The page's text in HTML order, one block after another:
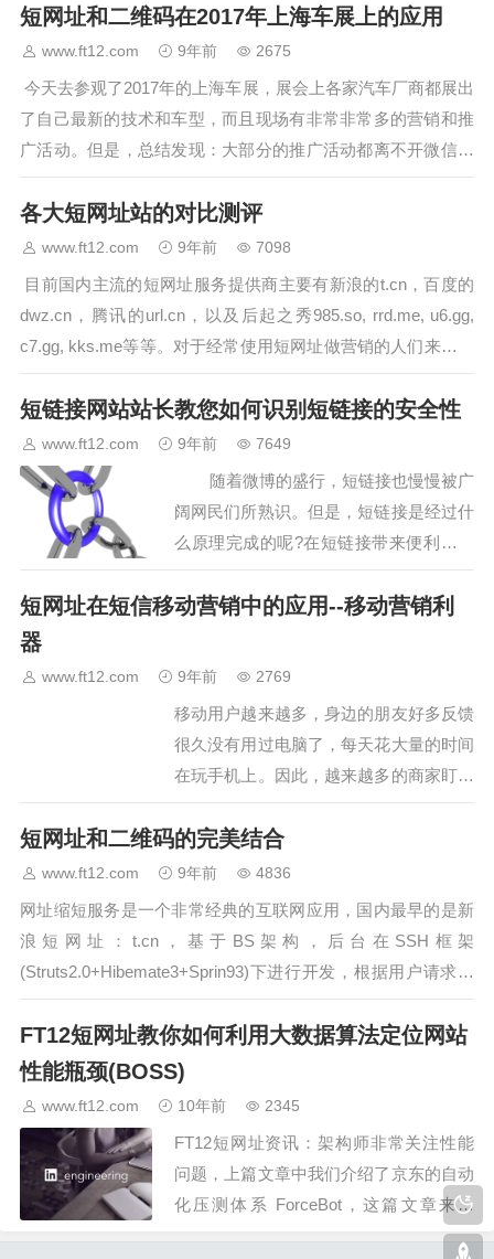
成新浪…
短网址和二维码在2017年上海车展上的应用
www.ft12.com 9年前 2675
今天去参观了2017年的上海车展，展会上各家汽车厂商都展出
了自己最新的技术和车型，而且现场有非常非常多的营销和推
广活动。但是，总结发现：大部分的推广活动都离不开微信、
二维码、短网址等等。短网址和二维码在移动营销中的应用已
经非常的…
各大短网址站的对比测评
www.ft12.com 9年前 7098
目前国内主流的短网址服务提供商主要有新浪的t.cn，百度的
dwz.cn，腾讯的url.cn，以及后起之秀985.so, rrd.me, u6.gg,
c7.gg, kks.me等等。对于经常使用短网址做营销的人们来说，
短网址服务…
短链接网站站长教您如何识别短链接的安全性
www.ft12.com 9年前 7649
随着微博的盛行，短链接也慢慢被广
阔网民们所熟识。但是，短链接是经过什
么原理完成的呢?在短链接带来便利的同
时又能否会带来隐患呢?为此，ft12平安专
家提示用…
短网址在短信移动营销中的应用--移动营销利
器
www.ft12.com 9年前 2769
移动用户越来越多，身边的朋友好多反馈
很久没有用过电脑了，每天花大量的时间
在玩手机上。因此，越来越多的商家盯上
了移动营销这一块大蛋糕。但是，受限于
手机屏幕过小，在移动营销中，过长的网
址非常影响用户体验，这时候，短网址可
以帮到你的大忙。短链接由…
短网址和二维码的完美结合
www.ft12.com 9年前 4836
网址缩短服务是一个非常经典的互联网应用，国内最早的是新
浪短网址：t.cn，基于BS架构，后台在SSH框架
(Struts2.0+Hibemate3+Sprin93)下进行开发，根据用户请求进
行相关的数据维护和逻辑操作;前台运用JQuery开发…
FT12短网址教你如何利用大数据算法定位网站
性能瓶颈(BOSS)
www.ft12.com 10年前 2345
FT12短网址资讯：架构师非常关注性能
问题，上篇文章中我们介绍了京东的自动
化压测体系 ForceBot，这篇文章来自
LinkedIn 的技术博客，介绍如何通过大数